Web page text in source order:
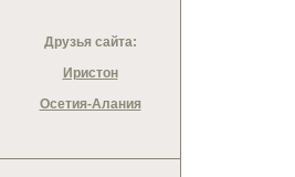
Друзья сайта:
Иристон
Осетия-Алания